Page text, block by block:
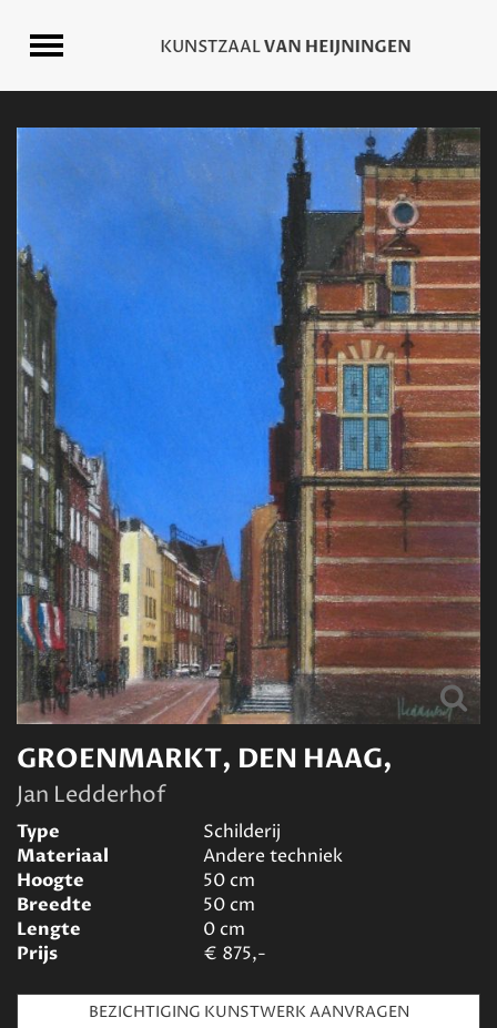
GROENMARKT, DEN HAAG,
Jan Ledderhof
Type
Schilderij
Materiaal
Andere techniek
Hoogte
50cm
Breedte
50cm
Lengte
0cm
Prijs
€ 875,-
BEZICHTIGING KUNSTWERK AANVRAGEN